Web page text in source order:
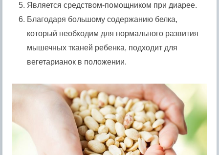
Является средством-помощником при диарее.
Благодаря большому содержанию белка,
который необходим для нормального развития
мышечных тканей ребенка, подходит для
вегетарианок в положении.